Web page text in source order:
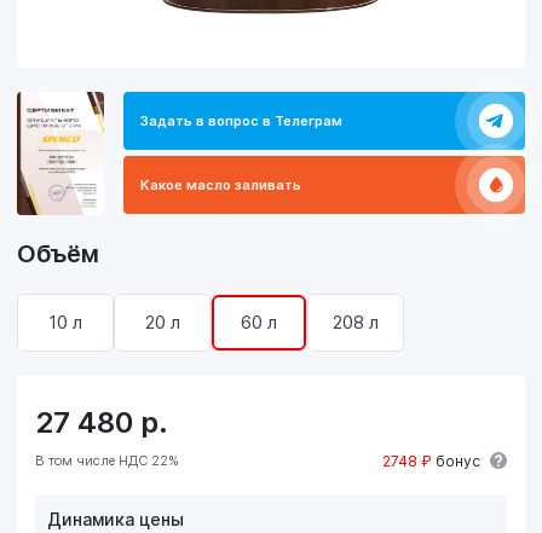
Задать в вопрос в Телеграм
Какое масло заливать
Объём
10 л 20 л 60 л 208 л
27 480 р.
В том числе НДС 22% 2748 ₽ бонус
Динамика цены